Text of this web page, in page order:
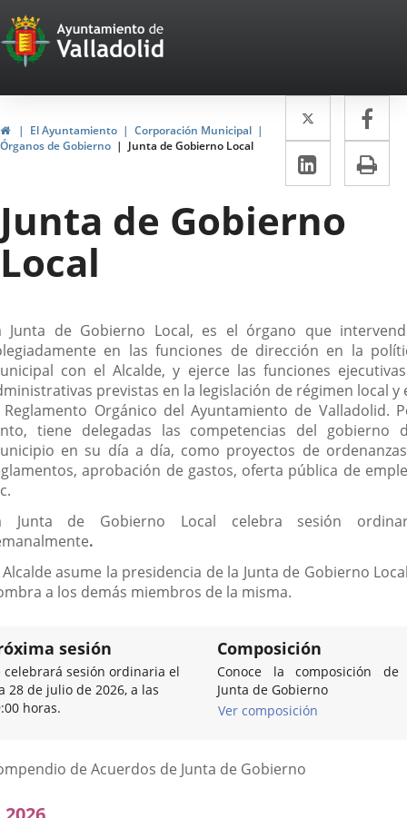
Portal
Web
del
Ayuntamiento
de
Valladolid
InicioEl Ayuntamiento
Corporación Municipal
Órganos de Gobierno
Junta de Gobierno Local
Twitter
Enlace
a
una
externa.
a
LinkedIn
Enlace
a
una
Junta de Gobierno
Local
Junta de Gobierno Local, es el órgano que
en las funciones de dirección en la
con el Alcalde, y ejerce las funciones
previstas en la legislación de régimen local y
Orgánico del Ayuntamiento de Valladolid.
tiene delegadas las competencias del gobierno
en su día a día, como proyectos de
aprobación de gastos, oferta pública de
Junta de Gobierno Local celebra sesión
.
Alcalde asume la presidencia de la Junta de Gobierno
a los demás miembros de la misma.
sesión
celebrará sesión ordinaria el
28 de julio de 2026, a las
horas.
Composición
Conoce la composición de
Junta de Gobierno
Ver composición
de Acuerdos de Junta de Gobierno